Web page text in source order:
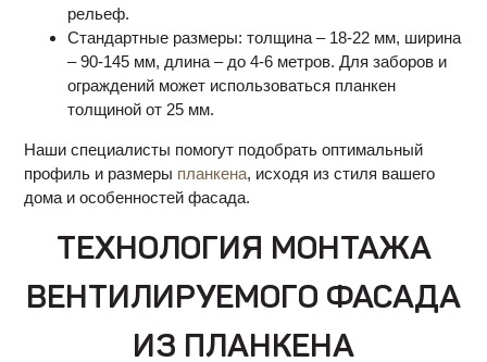
рельеф.
Стандартные размеры: толщина – 18-22 мм, ширина
– 90-145 мм, длина – до 4-6 метров. Для заборов и
ограждений может использоваться планкен
толщиной от 25 мм.
Наши специалисты помогут подобрать оптимальный
профиль и размеры планкена, исходя из стиля вашего
дома и особенностей фасада.
ТЕХНОЛОГИЯ МОНТАЖА
ВЕНТИЛИРУЕМОГО ФАСАДА
ИЗ ПЛАНКЕНА